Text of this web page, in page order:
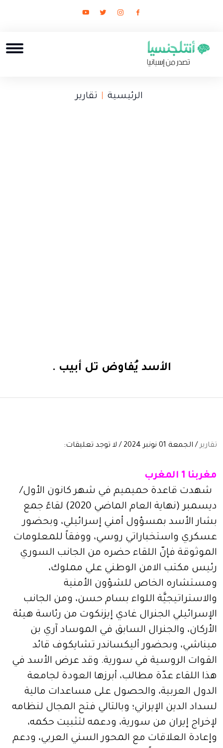
الرئيسية تقارير
الأسد يُفاوض تل أبيب .
تقارير/ الجمعة 01 نونبر 2024 / لا توجد تعليقات:
مغربنا 1 المغرب
شهدت قاعدة حميميم في شهر كانون الأول/
ديسمبر (نهاية العام الماضي 2020) لقاءً جمع
بشار الأسد بمسؤول أمني إسرائيلي، وبحضور
عسكري واستخباراتي روسي، ووفقاً للمعلومات
الموثوقة فإنّ اللقاء حضره من الجانب السوري
رئيس مكتب الامن الوطني علي مملوك،
ومستشاره الخاص للشؤون الأمنية
والاستراتيجيَّة اللواء بسام حسن، ومن الجانب
الإسرائيلي الجنرال غادي إيزنكوت من رئاسة هيئة
الأركان، والجنرال السابق في الموساد آري بن
ميناشي، وبحضور أليكساندر تشايكوف قائد
القوات الروسية في سورية. وقد عرض الأسد في
هذا اللقاء عدّة مطالب، أبرزها العودة لجامعة
الدول العربية، والحصول على مساعدات مالية
لسداد الدين الإيراني؛ وبالتالي فتح المجال لنظامه
لإخراج إيران من سورية، ودعمه لتثبيت حكمه،
وإعادة العلاقات مع المحور السني العربي، ودعم